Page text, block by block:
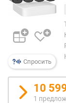
Спросить
10
1